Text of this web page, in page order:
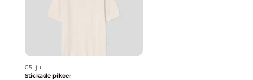
05. jul
Stickade pikeer